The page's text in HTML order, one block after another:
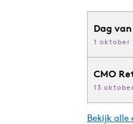
Dag
1 oktober
CMO
13
Bekijk alle